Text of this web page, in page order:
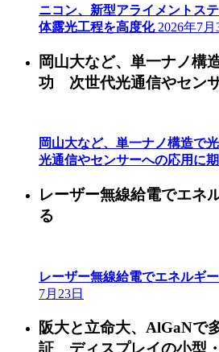
ニコン、新型アライメントス
体露光工程を高度化 2026年7月
岡山大など、単一ナノ構
功 次世代光通信やセン
岡山大など、単一ナノ構造で
光通信やセンサーへの応用に
レーザー無線給電でエネ
る
レーザー無線給電でエネルギ
7月23日
阪大と立命大、AlGaNで